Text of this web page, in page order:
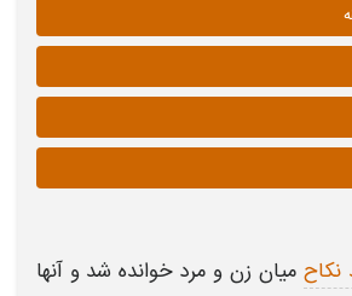
نکاحمیان زن و مرد خوانده شد و آنها